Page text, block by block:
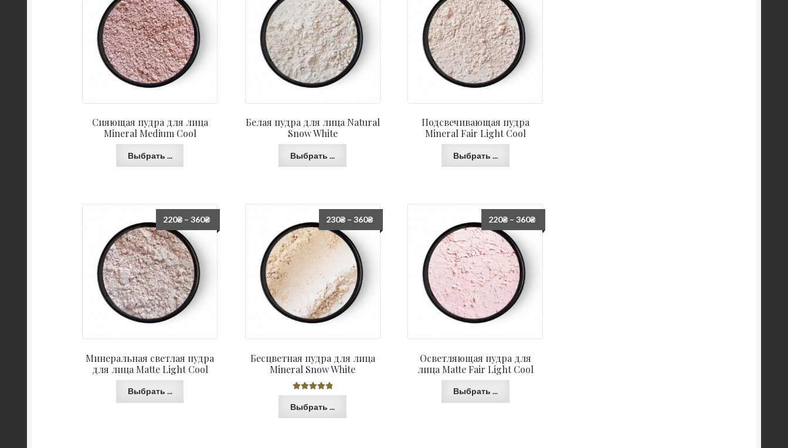
Сияющая пудра для лица
Mineral Medium Cool
Выбрать ...
Белая пудра для лица Natural
Snow White
Выбрать ...
Подсвечивающая пудра
Mineral Fair Light Cool
Выбрать ...
Минеральная светлая пудра
для лица Matte Light Cool
220₴ –360₴
Выбрать ...
Бесцветная пудра для лица
Mineral Snow White
Оценка5.00
из 5
230₴– 360₴
Выбрать ...
Осветляющая пудра для
лица Matte Fair Light Cool
220₴ –360₴
Выбрать ...